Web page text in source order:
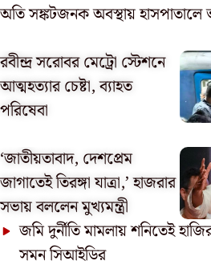
অতি সঙ্কটজনক অবস্থায় হাসপাতালে
রবীন্দ্র সরোবর মেট্রো স্টেশনে
আত্মহত্যার চেষ্টা, ব্যাহত
পরিষেবা
‘জাতীয়তাবাদ, দেশপ্রেম
জাগাতেই তিরঙ্গা যাত্রা,’ হাজরার
সভায় বললেন মুখ্যমন্ত্রী
জমি দুর্নীতি মামলায় শনিতেই
সমন সিআইডির